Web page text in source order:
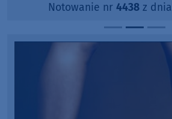
Notowanie nr 4438z dnia